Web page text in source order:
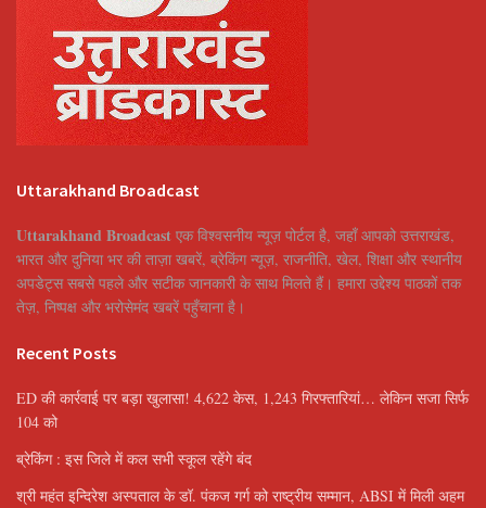
Uttarakhand Broadcast
Uttarakhand Broadcast एक विश्वसनीय न्यूज़ पोर्टल है, जहाँ आपको उत्तराखंड,
भारत और दुनिया भर की ताज़ा खबरें, ब्रेकिंग न्यूज़, राजनीति, खेल, शिक्षा और स्थानीय
अपडेट्स सबसे पहले और सटीक जानकारी के साथ मिलते हैं। हमारा उद्देश्य पाठकों तक
तेज़, निष्पक्ष और भरोसेमंद खबरें पहुँचाना है।
Recent Posts
ED की कार्रवाई पर बड़ा खुलासा! 4,622 केस, 1,243 गिरफ्तारियां… लेकिन सजा सिर्फ
104 को
ब्रेकिंग : इस जिले में कल सभी स्कूल रहेंगे बंद
श्री महंत इन्दिरेश अस्पताल के डॉ. पंकज गर्ग को राष्ट्रीय सम्मान, ABSI में मिली अहम